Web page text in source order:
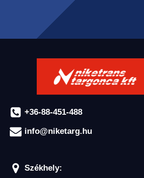
+36-88-451-488
info@niketarg.hu
Székhely: